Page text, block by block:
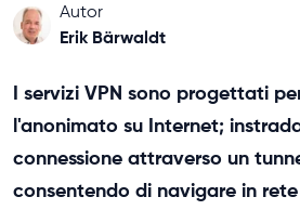
Autor
Erik Bärwaldt
I servizi VPN sono progettati
l'anonimato su Internet;
connessione attraverso un
consentendo di navigare in